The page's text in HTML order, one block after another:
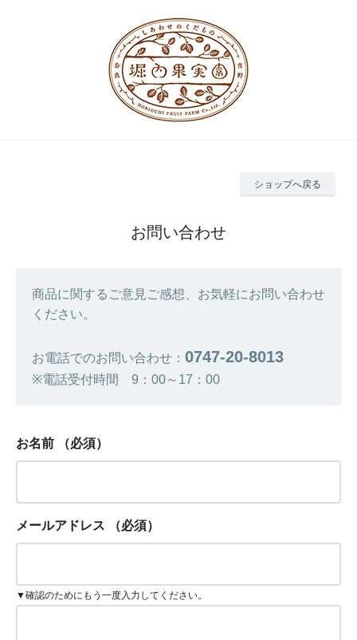
ショップへ戻る
お問い合わせ
商品に関するご意見ご感想、お気軽にお問い合わせ
ください。
お電話でのお問い合わせ： 0747-20-8013
※電話受付時間 9：00～17：00
お名前 （必須）
メールアドレス （必須）
▼確認のためにもう一度入力してください。